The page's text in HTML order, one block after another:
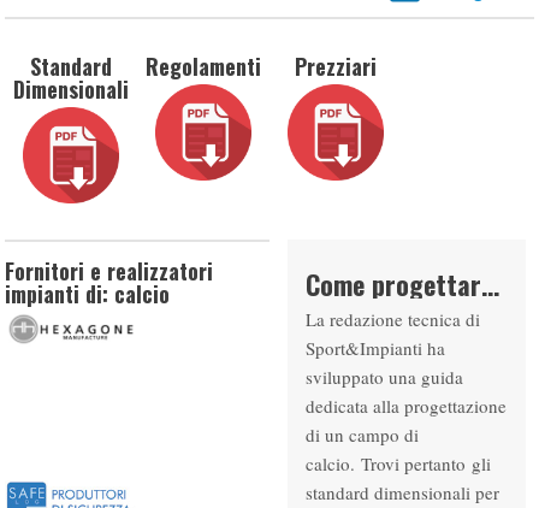
Standard
Dimensionali
Regolamenti Prezziari
Fornitori e realizzatori
impianti di: calcio Come progettare un campo da CALCIO
La redazione tecnica di
Sport&Impianti ha
sviluppato una guida
dedicata alla progettazione
di un campo di
calcio. Trovi pertanto gli
standard dimensionali per